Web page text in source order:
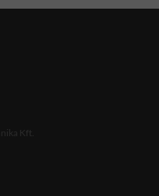
Kft.